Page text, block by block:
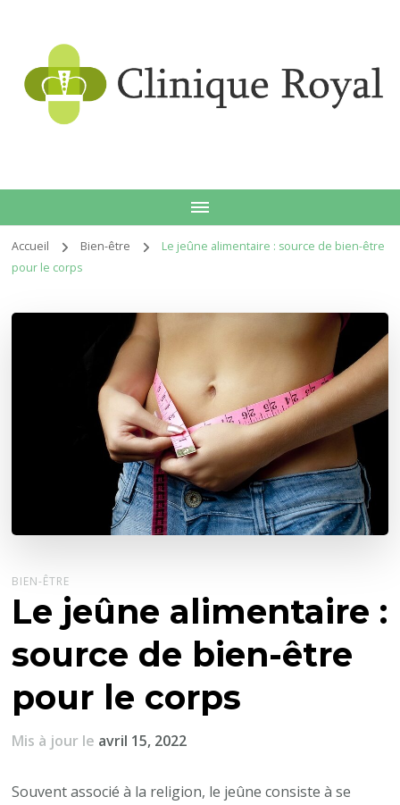
Accueil Bien-être
Le jeûne alimentaire : source de bien-être
pour le corps
BIEN-ÊTRE
Le jeûne alimentaire :
source de bien-être
pour le corps
Mis à jour le avril 15, 2022
Souvent associé à la religion, le jeûne consiste à se